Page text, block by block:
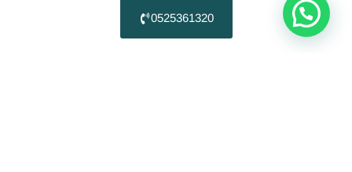
פנימי‚ מקבלים חוויה אינטראקטיבית‚ מלאת הומור וידע‚ שמדברת
בגובה העיניים ומשאירה טעם של עוד. מורן קלפר‚ מומחה לשפת
0525361320